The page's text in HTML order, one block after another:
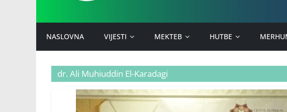
NASLOVNA VIJESTI MEKTEB HUTBE
dr. Ali Muhiuddin El-Karadagi